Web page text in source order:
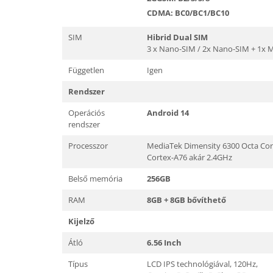
Android médialejátszó
Pótalkatrészek és kiegészítők
CDMA: BC0/BC1/BC10
SIM
Hibrid Dual SIM
3 x Nano-SIM / 2x Nano-SIM + 1x
Független
Igen
Rendszer
Operációs
rendszer
Android 14
Processzor
MediaTek Dimensity 6300 Octa
Cortex-A76 akár 2.4GHz
Belső memória
256GB
RAM
8GB + 8GB bővíthető
Kijelző
Átló
6.56 Inch
Típus
LCD IPS technológiával, 120Hz,